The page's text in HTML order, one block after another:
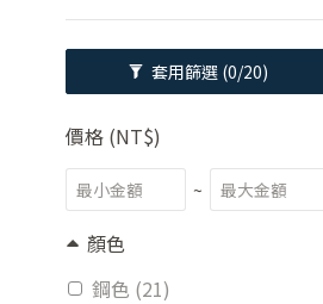
套用篩選 (0/20)
價格 (NT$)
~
顏色
鋼色 (21)